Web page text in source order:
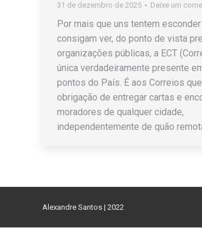
31 de dezembro de 2025
Deixe um
Por mais que uns tentem
consigam ver, do ponto de vista
organizações públicas, a ECT
única verdadeiramente presente
pontos do País. É aos Correios
obrigação de entregar cartas e
moradores de qualquer cidade,
independentemente de quão
Alexandre Santos | 2022